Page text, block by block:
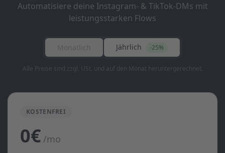
Automatisiere deine Instagram- & TikTok-DMs mit
leistungsstarken Flows
Monatlich Jährlich -25%
Alle Preise sind zzgl. USt. und auf den Monat heruntergerechnet.
KOSTENFREI
0€ /mo